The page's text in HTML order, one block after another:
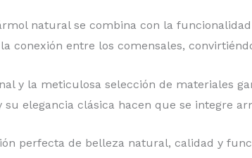
natural se combina con la
conexión entre los comensales,
y la meticulosa selección de materiales
su elegancia clásica hacen que se integre
perfecta de belleza natural, calidad y